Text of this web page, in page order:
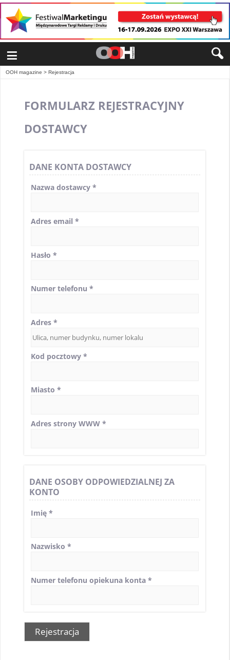
≡
OOH magazine > Rejestracja
FORMULARZ REJESTRACYJNY
DOSTAWCY
DANE KONTA DOSTAWCY
Nazwa dostawcy *
Adres email *
Hasło *
Numer telefonu *
Adres *
Kod pocztowy *
Miasto *
Adres strony WWW *
DANE OSOBY ODPOWIEDZIALNEJ ZA
KONTO
Imię *
Nazwisko *
Numer telefonu opiekuna konta *
Rejestracja